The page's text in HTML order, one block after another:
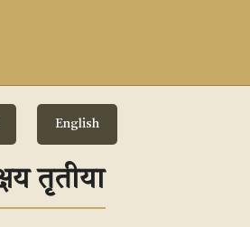
English
तृतीया